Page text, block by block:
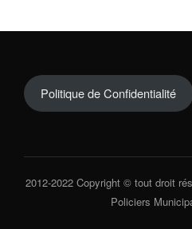
Politique de Confidentialité
2012-2022 Copyright © tout droit
Policiers